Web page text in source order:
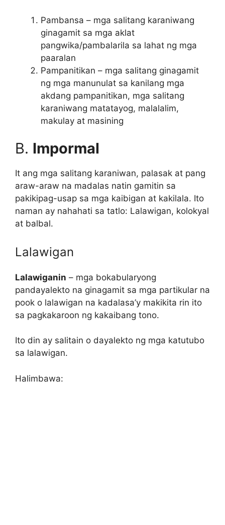
Pambansa – mga salitang karaniwang
ginagamit sa mga aklat
pangwika/pambalarila sa lahat ng mga
paaralan
Pampanitikan – mga salitang ginagamit
ng mga manunulat sa kanilang mga
akdang pampanitikan, mga salitang
karaniwang matatayog, malalalim,
makulay at masining
B. Impormal
It ang mga salitang karaniwan, palasak at pang
araw-araw na madalas natin gamitin sa
pakikipag-usap sa mga kaibigan at kakilala. Ito
naman ay nahahati sa tatlo: Lalawigan, kolokyal
at balbal.
Lalawigan
Lalawiganin – mga bokabularyong
pandayalekto na ginagamit sa mga partikular na
pook o lalawigan na kadalasa’y makikita rin ito
sa pagkakaroon ng kakaibang tono.
Ito din ay salitain o dayalekto ng mga katutubo
sa lalawigan.
Halimbawa: